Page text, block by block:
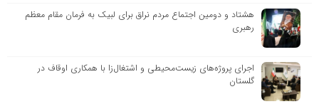
هشتاد و دومین اجتماع مردم نراق برای لبیک به فرمان مقام معظم
رهبری
اجرای پروژه‌های زیست‌محیطی و اشتغال‌زا با همکاری اوقاف در
گلستان